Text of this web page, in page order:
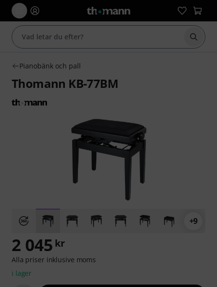
Börja
Pianobänk och pall
Thomann KB-77BM
+9
2 045 kr
Alla priser inklusive moms
i lager